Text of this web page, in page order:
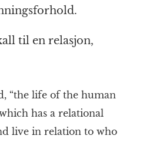
til en relasjon,
“the life of the human
has a relational
live in relation to who